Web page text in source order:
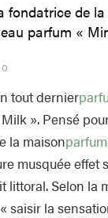
fondatrice de
parfum «
0
tout dernier
». Pensé
la maison
musquée effet
littoral. Selon la
saisir la